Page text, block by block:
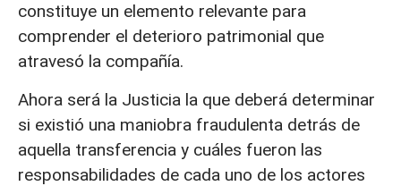
constituye un elemento relevante para
comprender el deterioro patrimonial que
atravesó la compañía.
Ahora será la Justicia la que deberá determinar
si existió una maniobra fraudulenta detrás de
aquella transferencia y cuáles fueron las
responsabilidades de cada uno de los actores